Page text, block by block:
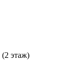
(2 этаж)